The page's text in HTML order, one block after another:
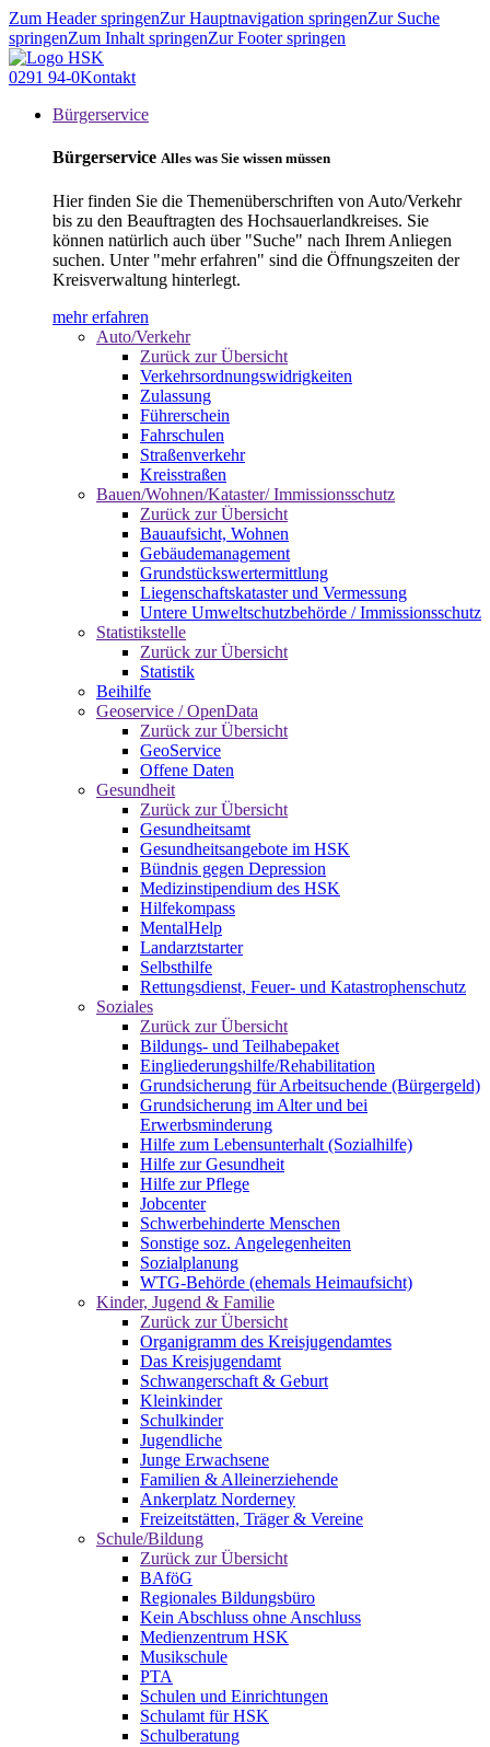
Zum Header springenZur Hauptnavigation springenZur Suche
springenZum Inhalt springenZur Footer springen
0291 94-0Kontakt
Bürgerservice
Bürgerservice Alles was Sie wissen müssen
Hier finden Sie die Themenüberschriften von Auto/Verkehr
bis zu den Beauftragten des Hochsauerlandkreises. Sie
können natürlich auch über "Suche" nach Ihrem Anliegen
suchen. Unter "mehr erfahren" sind die Öffnungszeiten der
Kreisverwaltung hinterlegt.
mehr erfahren
Auto/Verkehr
Zurück zur Übersicht
Verkehrsordnungswidrigkeiten
Zulassung
Führerschein
Fahrschulen
Straßenverkehr
Kreisstraßen
Bauen/Wohnen/Kataster/ Immissionsschutz
Zurück zur Übersicht
Bauaufsicht, Wohnen
Gebäudemanagement
Grundstückswertermittlung
Liegenschaftskataster und Vermessung
Untere Umweltschutzbehörde / Immissionsschutz
Statistikstelle
Zurück zur Übersicht
Statistik
Beihilfe
Geoservice / OpenData
Zurück zur Übersicht
GeoService
Offene Daten
Gesundheit
Zurück zur Übersicht
Gesundheitsamt
Gesundheitsangebote im HSK
Bündnis gegen Depression
Medizinstipendium des HSK
Hilfekompass
MentalHelp
Landarztstarter
Selbsthilfe
Rettungsdienst, Feuer- und Katastrophenschutz
Soziales
Zurück zur Übersicht
Bildungs- und Teilhabepaket
Eingliederungshilfe/Rehabilitation
Grundsicherung für Arbeitsuchende (Bürgergeld)
Grundsicherung im Alter und bei
Erwerbsminderung
Hilfe zum Lebensunterhalt (Sozialhilfe)
Hilfe zur Gesundheit
Hilfe zur Pflege
Jobcenter
Schwerbehinderte Menschen
Sonstige soz. Angelegenheiten
Sozialplanung
WTG-Behörde (ehemals Heimaufsicht)
Kinder, Jugend & Familie
Zurück zur Übersicht
Organigramm des Kreisjugendamtes
Das Kreisjugendamt
Schwangerschaft & Geburt
Kleinkinder
Schulkinder
Jugendliche
Junge Erwachsene
Familien & Alleinerziehende
Ankerplatz Norderney
Freizeitstätten, Träger & Vereine
Schule/Bildung
Zurück zur Übersicht
BAföG
Regionales Bildungsbüro
Kein Abschluss ohne Anschluss
Medienzentrum HSK
Musikschule
PTA
Schulen und Einrichtungen
Schulamt für HSK
Schulberatung